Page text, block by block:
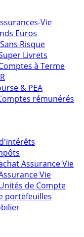
Vie
Euros
Risque
Livrets
à Terme
& PEA
rémunérés
Assurance Vie
Vie
de Compte
portefeuilles